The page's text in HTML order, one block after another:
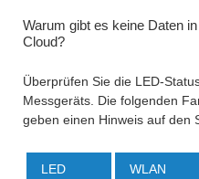
Warum gibt es keine Daten
Cloud?
Überprüfen Sie die LED-
Messgeräts. Die folgenden
geben einen Hinweis auf den
LED WLAN